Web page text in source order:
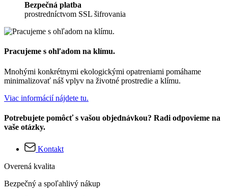
Bezpečná platba
prostredníctvom SSL šifrovania
Pracujeme s ohľadom na klímu.
Mnohými konkrétnymi ekologickými opatreniami pomáhame
minimalizovať náš vplyv na životné prostredie a klímu.
Viac informácií nájdete tu.
Potrebujete pomôcť s vašou objednávkou? Radi odpovieme na
vaše otázky.
Kontakt
Overená kvalita
Bezpečný a spoľahlivý nákup